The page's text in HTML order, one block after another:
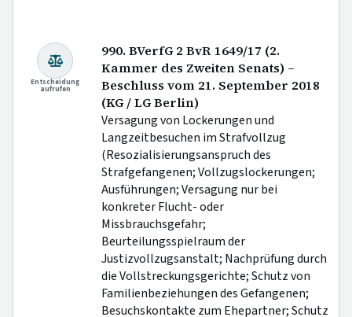
Entscheidung
aufrufen
990. BVerfG 2 BvR 1649/17 (2.
Kammer des Zweiten Senats) –
Beschluss vom 21. September 2018
(KG / LG Berlin)
Versagung von Lockerungen und
Langzeitbesuchen im Strafvollzug
(Resozialisierungsanspruch des
Strafgefangenen; Vollzugslockerungen;
Ausführungen; Versagung nur bei
konkreter Flucht- oder
Missbrauchsgefahr;
Beurteilungsspielraum der
Justizvollzugsanstalt; Nachprüfung durch
die Vollstreckungsgerichte; Schutz von
Familienbeziehungen des Gefangenen;
Besuchskontakte zum Ehepartner; Schutz